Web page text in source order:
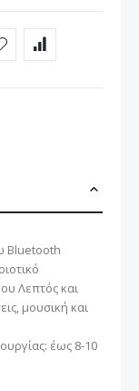
Bluetooth
Λεπτός και
μουσική και
έως 8-10